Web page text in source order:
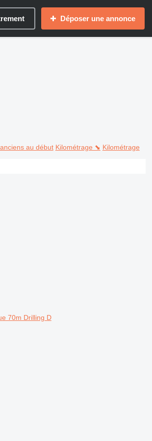
Déposer une annonce
au début Kilométrage ⬊ Kilométrage
70m Drilling D